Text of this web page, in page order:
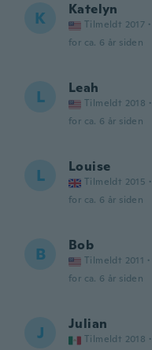
K Katelyn
Tilmeldt 2017 ·
for ca. 6 år siden
L Leah
Tilmeldt 2018 ·
for ca. 6 år siden
L Louise
Tilmeldt 2015 ·
for ca. 6 år siden
B Bob
Tilmeldt 2011 ·
for ca. 6 år siden
J Julian
Tilmeldt 2018 ·